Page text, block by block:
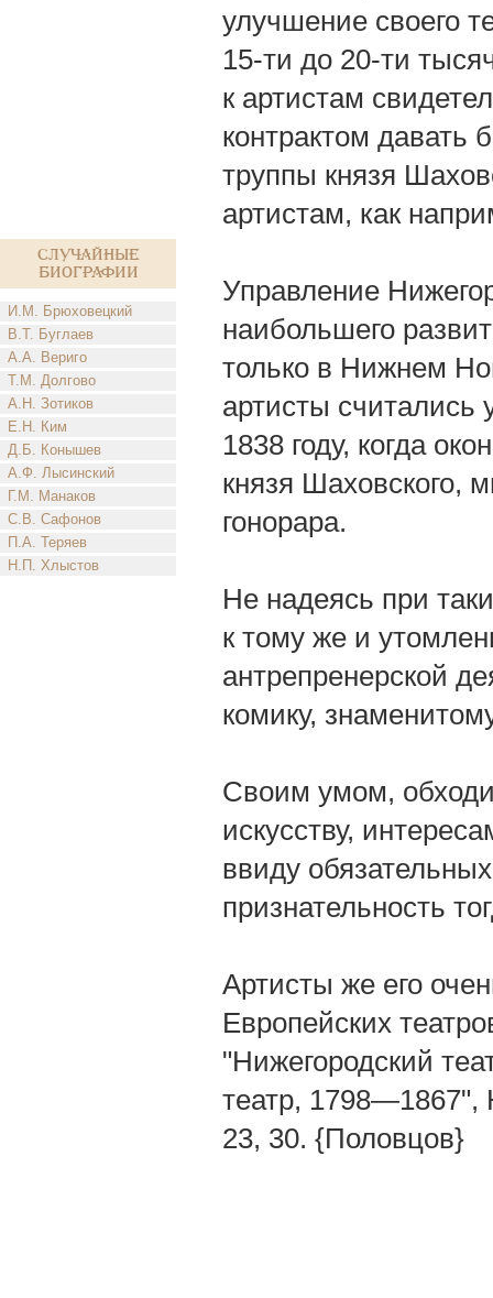
Случайные
биографии
И.М. Брюховецкий
В.Т. Буглаев
А.А. Вериго
Т.М. Долгово
А.Н. Зотиков
Е.Н. Ким
Д.Б. Конышев
А.Ф. Лысинский
Г.М. Манаков
С.В. Сафонов
П.А. Теряев
Н.П. Хлыстов
улучшение своего
15-ти до 20-ти
к артистам
контрактом
труппы князя
артистам, как
Управление
наибольшего
только в Нижнем
артисты
1838 году, когда
князя Шаховского,
гонорара.
Не надеясь при
к тому же и
антрепренерской
комику,
Своим умом,
искусству,
ввиду
признательность
Артисты же его
Европейских
"Нижегородский
театр, 1798—1867",
23, 30. {Половцов}